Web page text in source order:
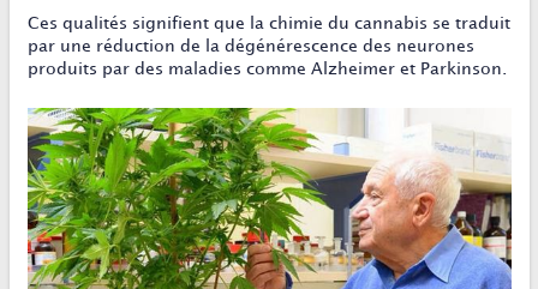
Ces qualités signifient que la chimie du cannabis se traduit
par une réduction de la dégénérescence des neurones
produits par des maladies comme Alzheimer et Parkinson.